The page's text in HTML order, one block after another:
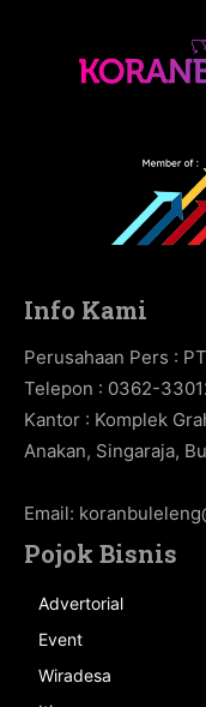
Info Kami
Perusahaan Pers :
Telepon : 0362-
Kantor : Komplek
Anakan, Singaraja,
Email:
Pojok Bisnis
Advertorial
Event
Wiradesa